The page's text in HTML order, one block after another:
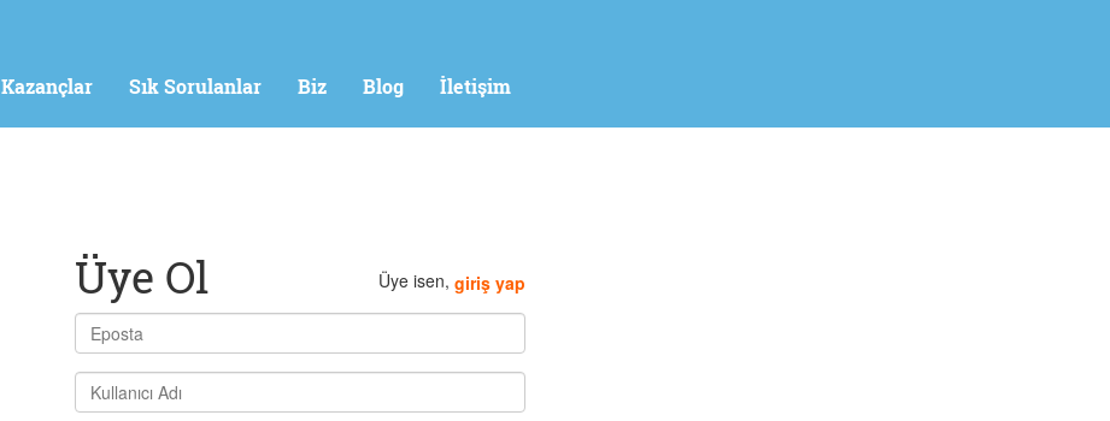
Kazançlar Sık Sorulanlar Biz Blog İletişim
Üye isen, giriş yap
Üye Ol